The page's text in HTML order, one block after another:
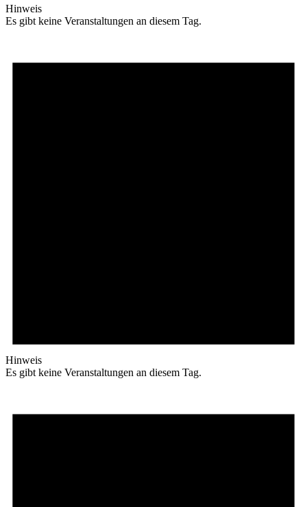
Hinweis
Es gibt keine Veranstaltungen an diesem Tag.
Hinweis
Es gibt keine Veranstaltungen an diesem Tag.